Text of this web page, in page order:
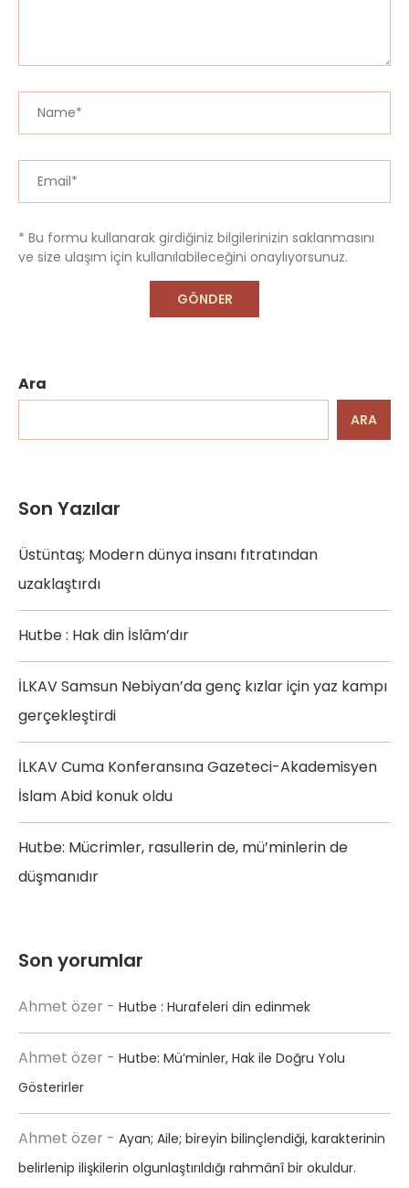
* Bu formu kullanarak girdiğiniz bilgilerinizin saklanmasını
ve size ulaşım için kullanılabileceğini onaylıyorsunuz.
Ara
ARA
Son Yazılar
Üstüntaş; Modern dünya insanı fıtratından
uzaklaştırdı
Hutbe : Hak din İslâm’dır
İLKAV Samsun Nebiyan’da genç kızlar için yaz kampı
gerçekleştirdi
İLKAV Cuma Konferansına Gazeteci-Akademisyen
İslam Abid konuk oldu
Hutbe: Mücrimler, rasullerin de, mü’minlerin de
düşmanıdır
Son yorumlar
Ahmet özer - Hutbe : Hurafeleri din edinmek
Ahmet özer - Hutbe: Mü’minler, Hak ile Doğru Yolu
Gösterirler
Ahmet özer - Ayan; Aile; bireyin bilinçlendiği, karakterinin
belirlenip ilişkilerin olgunlaştırıldığı rahmânî bir okuldur.